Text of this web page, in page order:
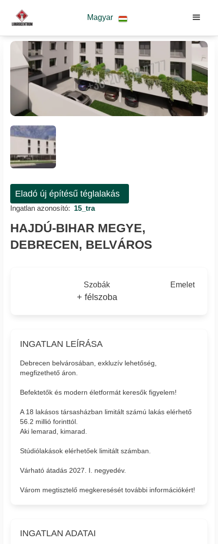
Magyar
Eladó új építésű téglalakás
Ingatlan azonosító: 15_tra
HAJDÚ-BIHAR MEGYE,
DEBRECEN, BELVÁROS
Szobák
+ félszoba
Emelet
INGATLAN LEÍRÁSA
Debrecen belvárosában, exkluzív lehetőség,
megfizethető áron.
Befektetők és modern életformát keresők figyelem!
A 18 lakásos társasházban limitált számú lakás elérhető
56.2 millió forinttól.
Aki lemarad, kimarad.
Stúdiólakások elérhetőek limitált számban.
Várható átadás 2027. I. negyedév.
Várom megtisztelő megkeresését további információkért!
INGATLAN ADATAI